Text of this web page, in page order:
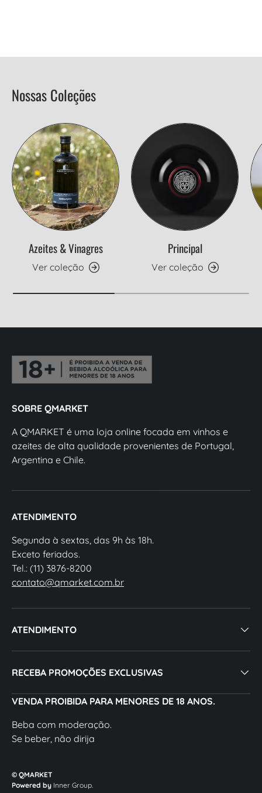
Nossas Coleções
Azeites & Vinagres
Ver coleção
Principal
Ver coleção
SOBRE QMARKET
A QMARKET é uma loja online focada em vinhos e
azeites de alta qualidade provenientes de Portugal,
Argentina e Chile.
ATENDIMENTO
Segunda à sextas, das 9h às 18h.
Exceto feriados.
Tel.: (11) 3876-8200
contato@qmarket.com.br
ATENDIMENTO
RECEBA PROMOÇÕES EXCLUSIVAS
VENDA PROIBIDA PARA MENORES DE 18 ANOS.
Beba com moderação.
Se beber, não dirija
© QMARKET
Powered by Inner Group.